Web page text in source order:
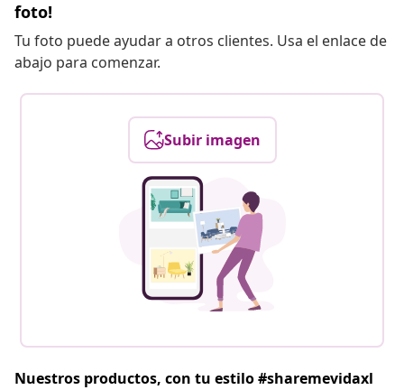
foto!
Tu foto puede ayudar a otros clientes. Usa el enlace de
abajo para comenzar.
Subir imagen
Nuestros productos, con tu estilo #sharemevidaxl